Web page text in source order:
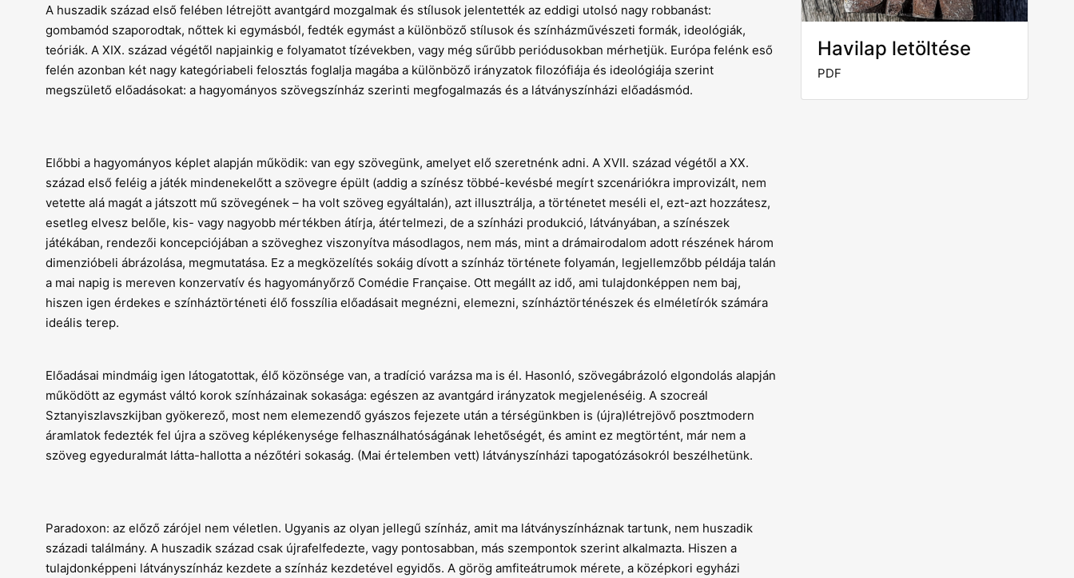
A huszadik század első felében létrejött avantgárd mozgalmak és stílusok jelentették az eddigi utolsó nagy robbanást:
gombamód szaporodtak, nőttek ki egymásból, fedték egymást a különböző stílusok és színházművészeti formák, ideológiák,
teóriák. A XIX. század végétől napjainkig e folyamatot tízévekben, vagy még sűrűbb periódusokban mérhetjük. Európa felénk eső
felén azonban két nagy kategóriabeli felosztás foglalja magába a különböző irányzatok filozófiája és ideológiája szerint
megszülető előadásokat: a hagyományos szövegszínház szerinti megfogalmazás és a látványszínházi előadásmód.
Előbbi a hagyományos képlet alapján működik: van egy szövegünk, amelyet elő szeretnénk adni. A XVII. század végétől a XX.
század első feléig a játék mindenekelőtt a szövegre épült (addig a színész többé-kevésbé megírt szcenáriókra improvizált, nem
vetette alá magát a játszott mű szövegének – ha volt szöveg egyáltalán), azt illusztrálja, a történetet meséli el, ezt-azt hozzátesz,
esetleg elvesz belőle, kis- vagy nagyobb mértékben átírja, átértelmezi, de a színházi produkció, látványában, a színészek
játékában, rendezői koncepciójában a szöveghez viszonyítva másodlagos, nem más, mint a drámairodalom adott részének három
dimenzióbeli ábrázolása, megmutatása. Ez a megközelítés sokáig dívott a színház története folyamán, legjellemzőbb példája talán
a mai napig is mereven konzervatív és hagyományőrző Comédie Française. Ott megállt az idő, ami tulajdonképpen nem baj,
hiszen igen érdekes e színháztörténeti élő fosszília előadásait megnézni, elemezni, színháztörténészek és elméletírók számára
ideális terep.
Előadásai mindmáig igen látogatottak, élő közönsége van, a tradíció varázsa ma is él. Hasonló, szövegábrázoló elgondolás alapján
működött az egymást váltó korok színházainak sokasága: egészen az avantgárd irányzatok megjelenéséig. A szocreál
Sztanyiszlavszkijban gyökerező, most nem elemezendő gyászos fejezete után a térségünkben is (újra)létrejövő posztmodern
áramlatok fedezték fel újra a szöveg képlékenysége felhasználhatóságának lehetőségét, és amint ez megtörtént, már nem a
szöveg egyeduralmát látta-hallotta a nézőtéri sokaság. (Mai értelemben vett) látványszínházi tapogatózásokról beszélhetünk.
Paradoxon: az előző zárójel nem véletlen. Ugyanis az olyan jellegű színház, amit ma látványszínháznak tartunk, nem huszadik
századi találmány. A huszadik század csak újrafelfedezte, vagy pontosabban, más szempontok szerint alkalmazta. Hiszen a
tulajdonképpeni látványszínház kezdete a színház kezdetével egyidős. A görög amfiteátrumok mérete, a középkori egyházi
Havilap letöltése
PDF